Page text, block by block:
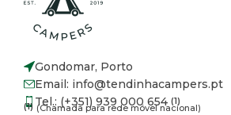
Gondomar, Porto
Email: info@tendinhacampers.pt
Tel.: (+351) 939 000 654 (1)
(1) (Chamada para rede móvel nacional)